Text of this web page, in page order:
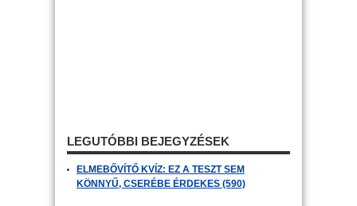
LEGUTÓBBI BEJEGYZÉSEK
ELMEBŐVÍTŐ KVÍZ: EZ A TESZT SEM
KÖNNYŰ, CSERÉBE ÉRDEKES (590)